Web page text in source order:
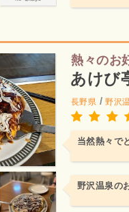
熱々のお
あけび
長野県 /野沢
当然熱々で
野沢温泉の